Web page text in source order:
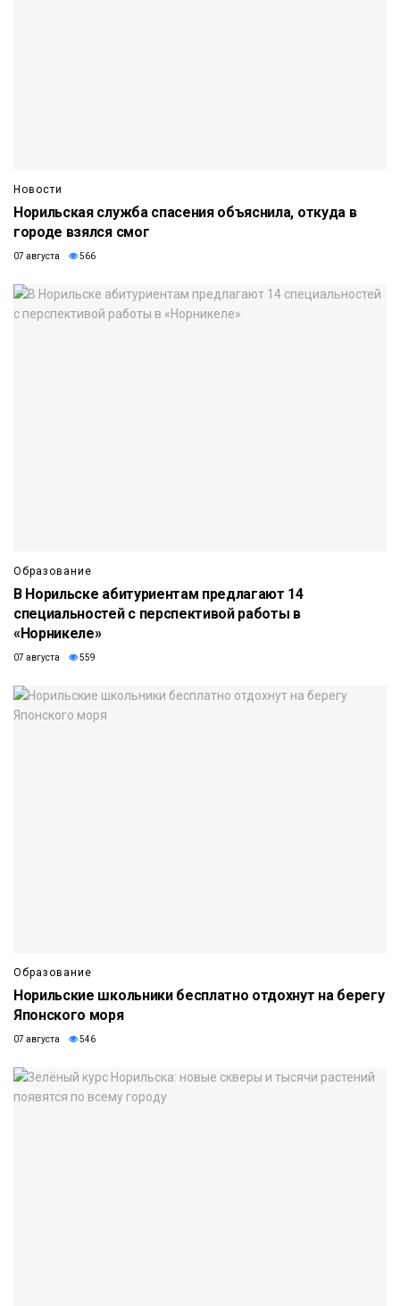
Новости
Норильская служба спасения объяснила, откуда в
городе взялся смог
07 августа 566
Образование
В Норильске абитуриентам предлагают 14
специальностей с перспективой работы в
«Норникеле»
07 августа 559
Образование
Норильские школьники бесплатно отдохнут на берегу
Японского моря
07 августа 546